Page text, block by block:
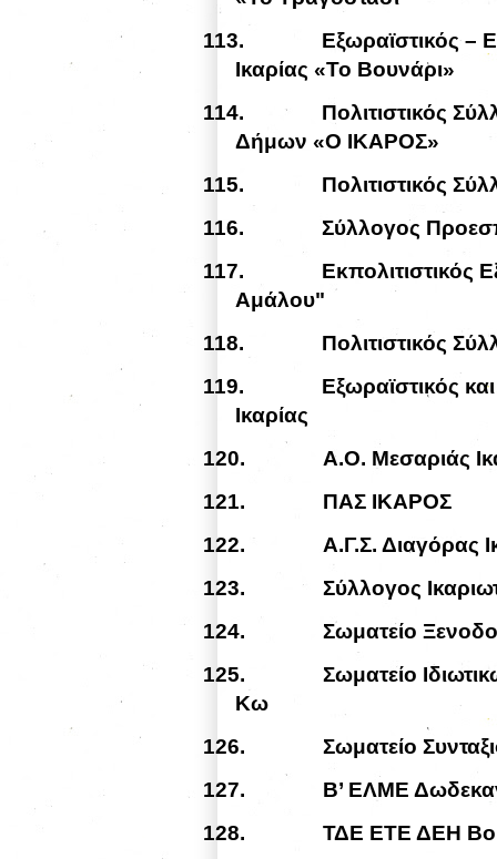
113.
Εξωραϊστικός –
Ικαρίας «Το Βουνάρι»
114.
Πολιτιστικός
Δήμων «Ο ΙΚΑΡΟΣ»
115.
Πολιτιστικός
116.
Σύλλογος
117.
Εκπολιτιστικός
Αμάλου"
118.
Πολιτιστικός
119.
Εξωραϊστικός
Ικαρίας
120.
Α.Ο. Μεσαριάς
121.
ΠΑΣ ΙΚΑΡΟΣ
122.
Α.Γ.Σ. Διαγόρας
123.
Σύλλογος
124.
Σωματείο
125.
Σωματείο
Κω
126.
Σωματείο
127.
Β’ ΕΛΜΕ
128.
ΤΔΕ ΕΤΕ ΔΕΗ